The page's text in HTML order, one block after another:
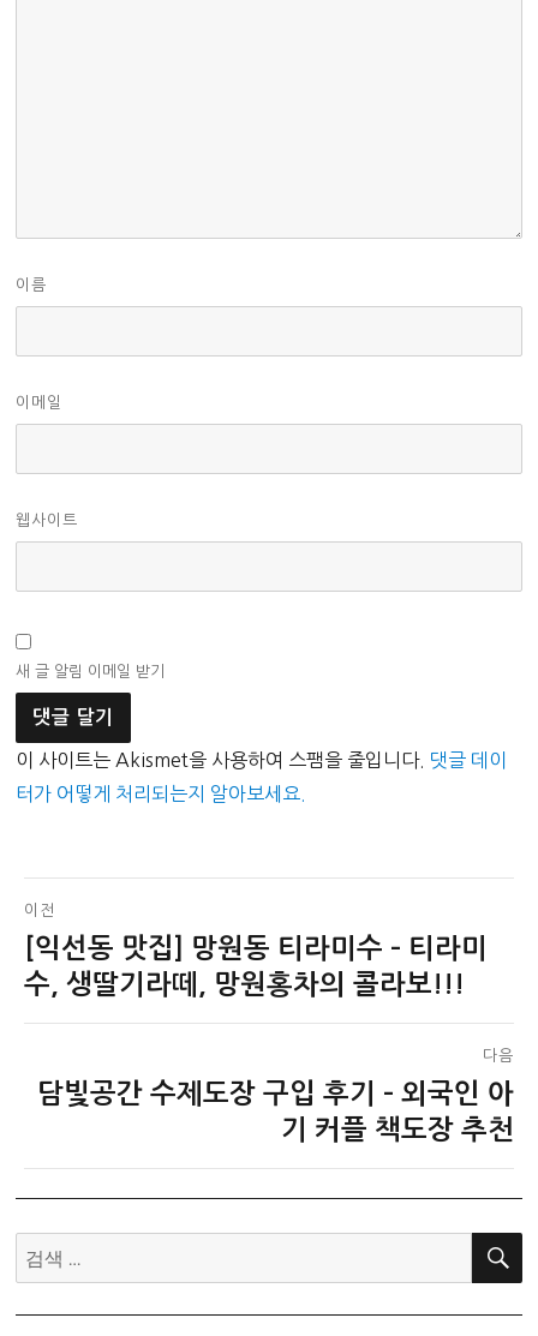
이름
이메일
웹사이트
새 글 알림 이메일 받기
이 사이트는 Akismet을 사용하여 스팸을 줄입니다. 댓글 데이
터가 어떻게 처리되는지 알아보세요.
글
탐
색
이전
이
전
[익선동 맛집] 망원동 티라미수 – 티라미
수, 생딸기라떼, 망원홍차의 콜라보!!!
다음
다담빛공간 수제도장 구입 후기 – 외국인 아
기 커플 책도장 추천
검
색:
검